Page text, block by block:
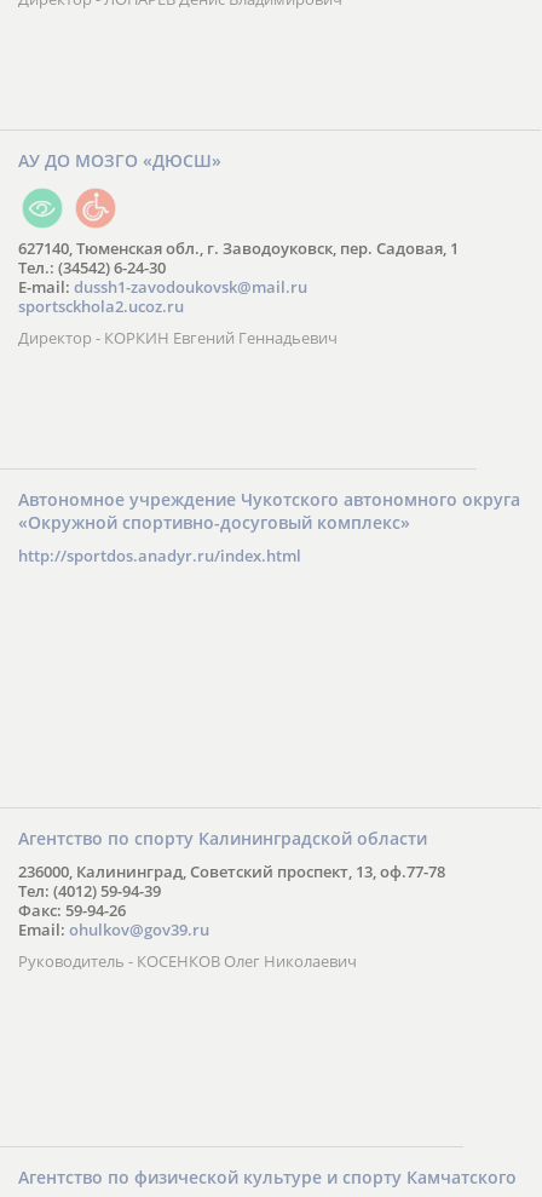
АУ ДО МОЗГО «ДЮСШ»
627140, Тюменская обл., г. Заводоуковск, пер. Садовая, 1
Тел.: (34542) 6-24-30
​E-mail: dussh1-zavodoukovsk@mail.ru
sportsckhola2.ucoz.ru
Директор - КОРКИН Евгений Геннадьевич
Автономное учреждение Чукотского автономного округа
«Окружной спортивно-досуговый комплекс»
http://sportdos.anadyr.ru/index.html
Агентство по спорту Калининградской области
236000, Калининград, Советский проспект, 13, оф.77-78
Тел: (4012) 59-94-39
Факс: 59-94-26
Email: ohulkov@gov39.ru
Руководитель - КОСЕНКОВ Олег Николаевич
Агентство по физической культуре и спорту Камчатского